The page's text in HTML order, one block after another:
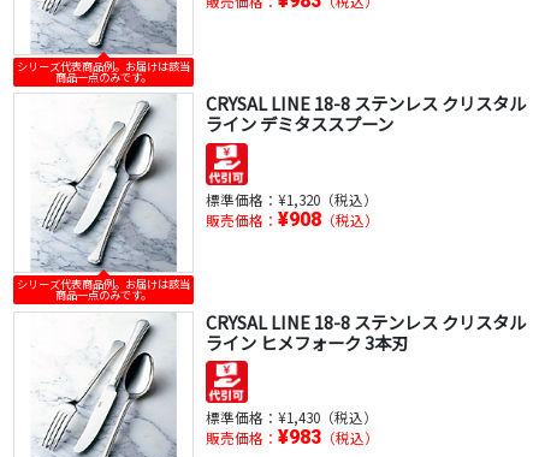
シリーズ代表商品例。お届けは該当
商品一点のみです。
シリーズ代表商品例。お届けは該当
商品一点のみです。
CRYSAL LINE 18-8 ステンレス クリスタル
ライン デミタススプーン
標準価格： ¥1,320（税込）
販売価格： ¥908（税込）
CRYSAL LINE 18-8 ステンレス クリスタル
ライン ヒメフォーク 3本刃
標準価格： ¥1,430（税込）
販売価格： ¥983（税込）